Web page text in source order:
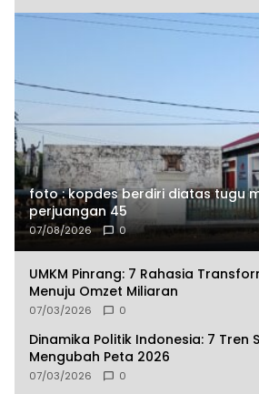
foto : kopdes berdiri diatas tugu
perjuangan 45
07/08/2026 0
UMKM Pinrang: 7 Rahasia
Menuju Omzet Miliaran
07/03/2026 0
Dinamika Politik Indonesia: 7 Tren
Mengubah Peta 2026
07/03/2026 0